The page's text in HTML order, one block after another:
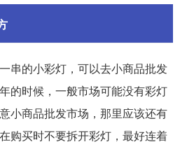
串的小彩灯，可以去小商品批发
的时候，一般市场可能没有彩灯
小商品批发市场，那里应该还有
购买时不要拆开彩灯，最好连着